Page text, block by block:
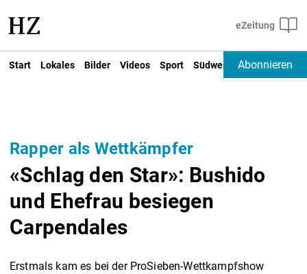
Start Lokales Bilder Videos Sport Südwest Deutschland
Abonnieren
Rapper als Wettkämpfer
«Schlag den Star»: Bushido
und Ehefrau besiegen
Carpendales
Erstmals kam es bei der ProSieben-Wettkampfshow